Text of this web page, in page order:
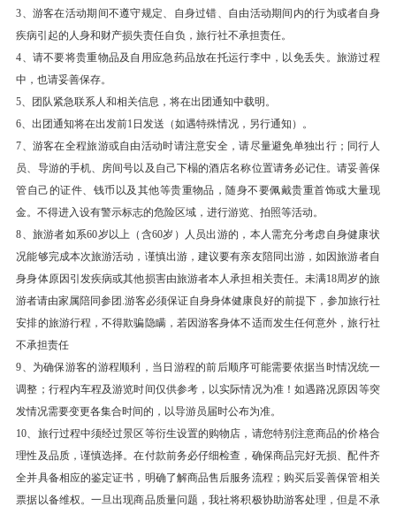
收，被誉为“人间仙境、神的花园”。 “喀纳斯”是蒙
古语，意为“美丽而神秘的湖”。喀纳斯湖位于新疆
维吾尔自治区阿勒泰地区布尔津县北部，湖水来自
奎屯、友谊峰等山的冰川融水和当地降水，湖面海
拔1374米，面积45.73㎞²，湖泊最深处高程
1181.5米，湖深188.5米，蓄水量达53.8亿立方
米，是中国最深的冰碛堰塞湖，是一个坐落在阿尔
泰深山密林中的高山湖泊、内陆淡水湖。 喀纳斯
湖景区由高山、河流、森林、湖泊、草原等奇异的
自然景观、成吉思汗西征军点将台、古代岩画等历
史文化遗迹与蒙古族图瓦人独特的民俗风情于一
体，有驼颈湾、变色湖、卧龙湾、观鱼台等主要景
点，具有极高的旅游观光、自然保护、科学考察和
历史文化价值。 喀纳斯湖有几大奇观，一是千米
枯木长堤，是因喀纳斯湖中的浮木被强劲谷风吹着
逆水上漂，在湖上游堆聚而成；二是湖中巨型“水
怪”，常常将在湖边饮水的马匹拖入水中，给喀纳
斯平添了几分神秘色彩，也有人认为是当地特产的
一种大红鱼(哲罗鲑）在作怪；三是雨过天晴时才
有的奇景——喀纳斯云海佛光。
3、游客在活动期间不遵守规定、自身过错、自由活动期间内的行为或者自身
疾病引起的人身和财产损失责任自负，旅行社不承担责任。
4、请不要将贵重物品及自用应急药品放在托运行李中，以免丢失。旅游过程
中，也请妥善保存。
5、团队紧急联系人和相关信息，将在出团通知中载明。
6、出团通知将在出发前1日发送（如遇特殊情况，另行通知）。
7、游客在全程旅游或自由活动时请注意安全，请尽量避免单独出行；同行人
员、导游的手机、房间号以及自己下榻的酒店名称位置请务必记住。请妥善保
管自己的证件、钱币以及其他等贵重物品，随身不要佩戴贵重首饰或大量现
金。不得进入设有警示标志的危险区域，进行游览、拍照等活动。
8、旅游者如系60岁以上（含60岁）人员出游的，本人需充分考虑自身健康状
况能够完成本次旅游活动，谨慎出游，建议要有亲友陪同出游，如因旅游者自
身身体原因引发疾病或其他损害由旅游者本人承担相关责任。未满18周岁的旅
游者请由家属陪同参团.游客必须保证自身身体健康良好的前提下，参加旅行社
安排的旅游行程，不得欺骗隐瞒，若因游客身体不适而发生任何意外，旅行社
不承担责任
9、为确保游客的游程顺利，当日游程的前后顺序可能需要依据当时情况统一
调整；行程内车程及游览时间仅供参考，以实际情况为准！如遇路况原因等突
发情况需要变更各集合时间的，以导游员届时公布为准。
10、旅行过程中须经过景区等衍生设置的购物店，请您特别注意商品的价格合
理性及品质，谨慎选择。在付款前务必仔细检查，确保商品完好无损、配件齐
全并具备相应的鉴定证书，明确了解商品售后服务流程；购买后妥善保管相关
票据以备维权。一旦出现商品质量问题，我社将积极协助游客处理，但是不承